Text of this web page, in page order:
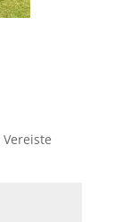
Vereiste